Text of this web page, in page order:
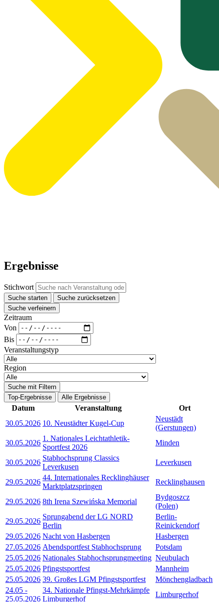
Ergebnisse
Stichwort
Suche starten
Suche zurücksetzen
Suche verfeinern
Zeitraum
Von
Bis
Veranstaltungstyp
Region
Suche mit Filtern
Top-Ergebnisse
Alle Ergebnisse
Datum Veranstaltung
Ort
30.05.2026 10. Neustädter Kugel-Cup
Neustädt
(Gerstungen)
30.05.2026
1. Nationales Leichtathletik-
Sportfest 2026
Minden
30.05.2026
Stabhochsprung Classics
Leverkusen
Leverkusen
29.05.2026
44. Internationales Recklinghäuser
Marktplatzspringen
Recklinghausen
29.05.2026 8th Irena Szewińska Memorial
Bydgoszcz
(Polen)
29.05.2026
Sprungabend der LG NORD
Berlin
Berlin-
Reinickendorf
29.05.2026 Nacht von Hasbergen
Hasbergen
27.05.2026 Abendsportfest Stabhochsprung
Potsdam
25.05.2026 Nationales Stabhochsprungmeeting Neubulach
25.05.2026 Pfingstsportfest
Mannheim
25.05.2026 39. Großes LGM Pfingstsportfest
Mönchengladbach
24.05 -
25.05.2026
34. Nationale Pfingst-Mehrkämpfe
Limburgerhof
Limburgerhof